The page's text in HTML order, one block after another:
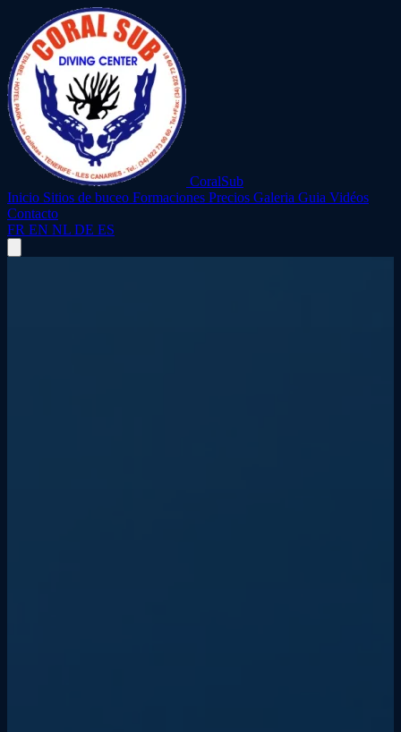
CoralSub
Inicio Sitios de buceo Formaciones Precios Galeria Guia Vidéos
Contacto
FR EN NL DE ES